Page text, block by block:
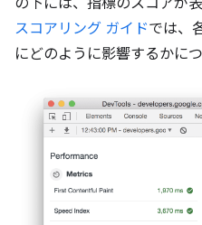
の下には、指標のスコアが表
スコアリング ガイドでは、
にどのように影響するかに